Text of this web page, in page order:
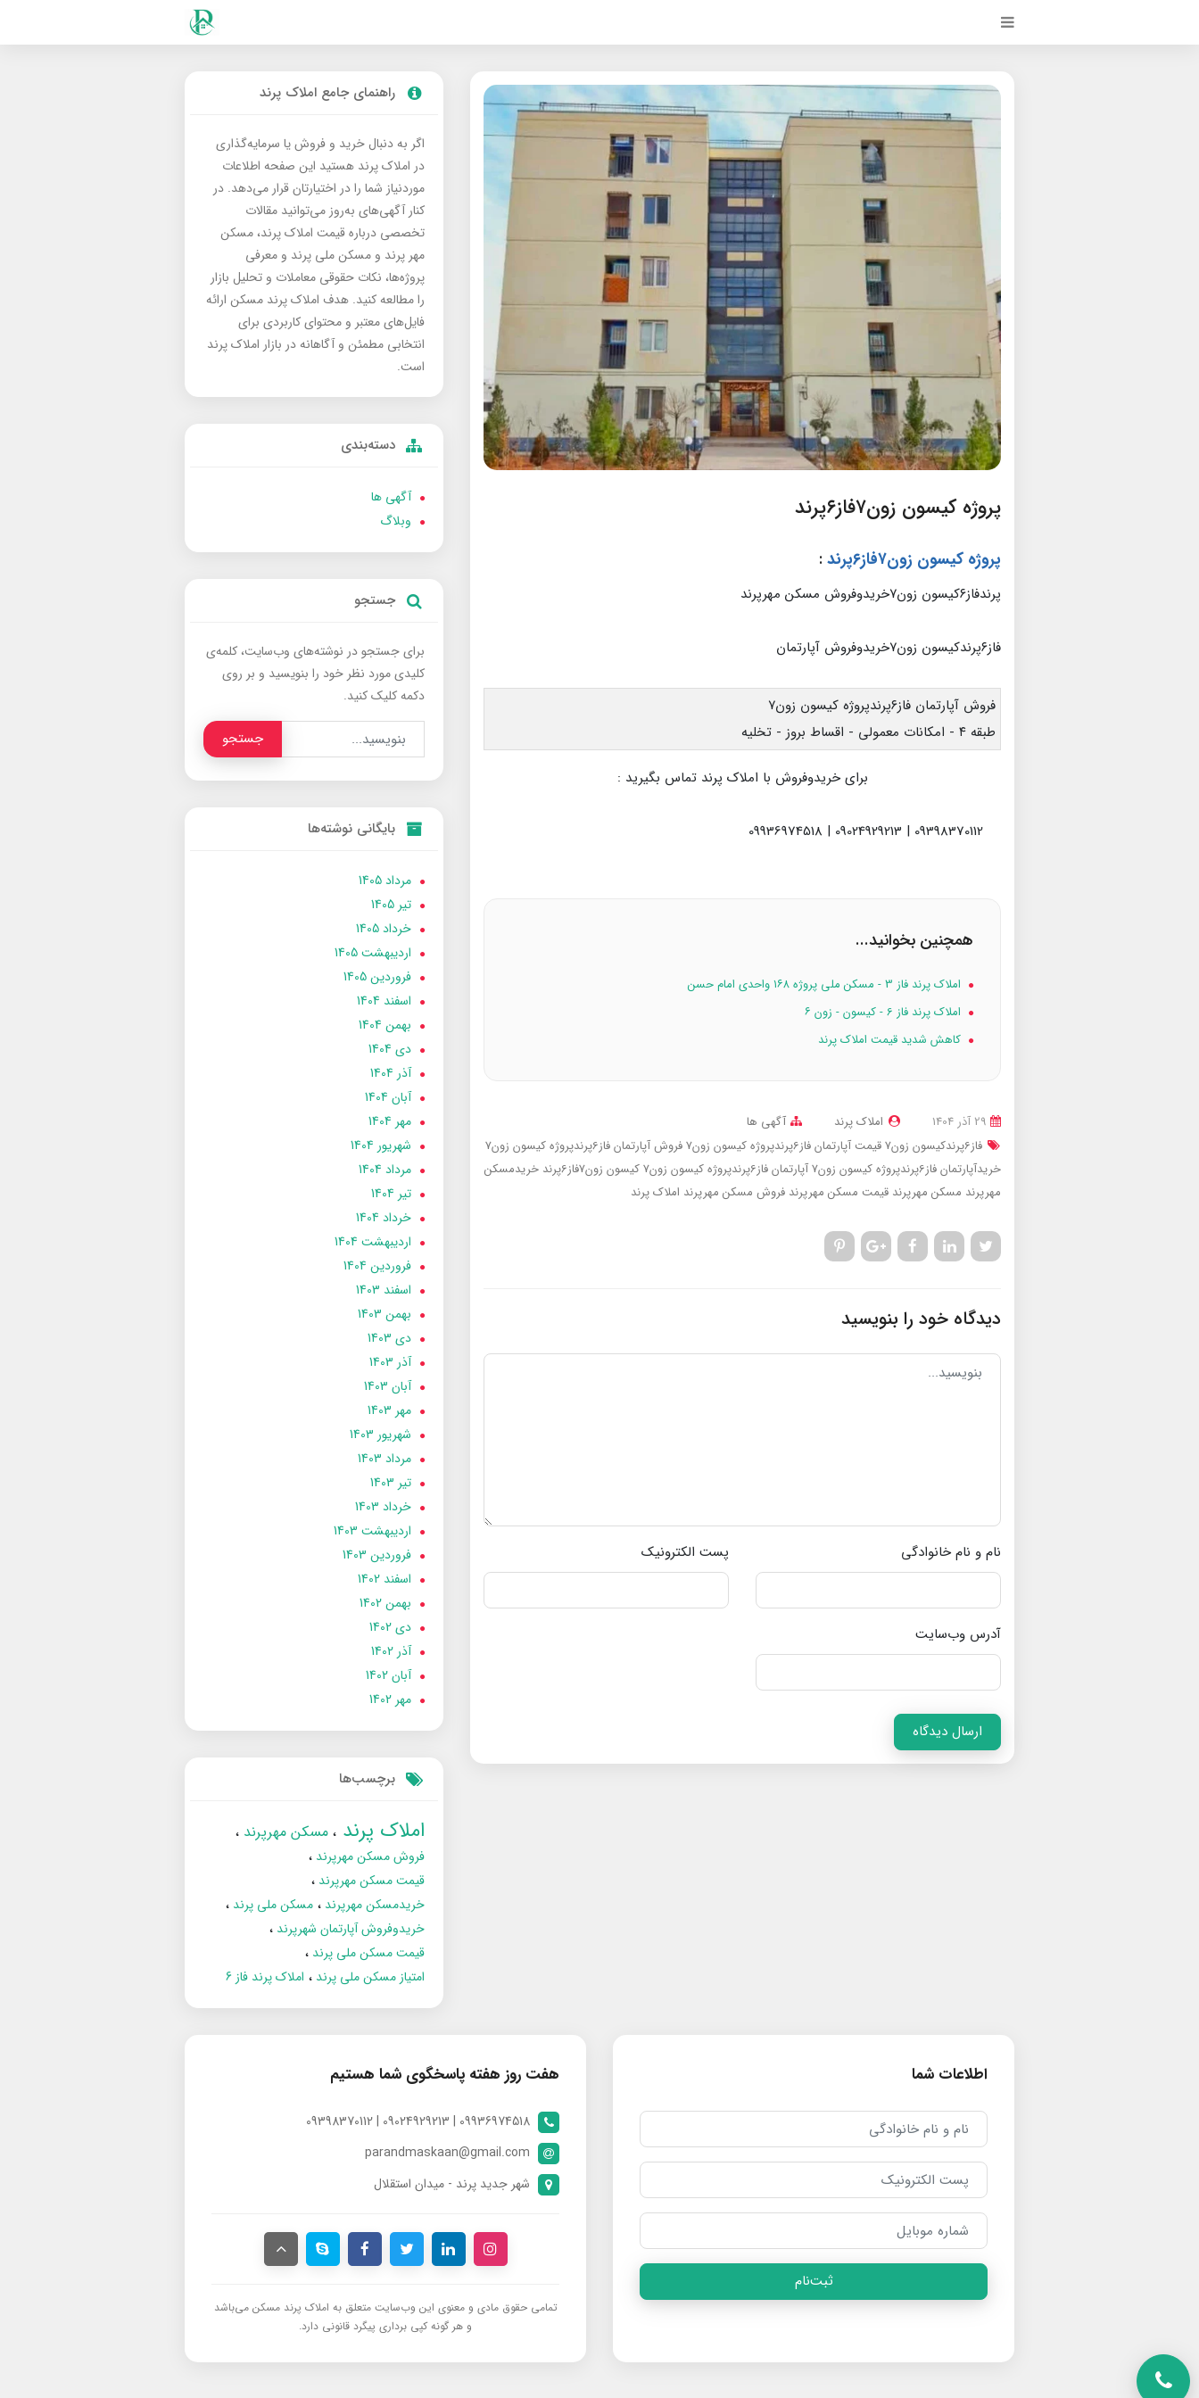
پروژه کیسون زون۷فاز۶پرند
پروژه کیسون زون۷فاز۶پرند :
پرندفاز۶کیسون زون۷خریدوفروش مسکن مهرپرند
فاز۶پرندکیسون زون۷خریدوفروش آپارتمان
فروش آپارتمان فاز۶پرندپروژه کیسون زون۷
طبقه ۴ - امکانات معمولی - اقساط بروز - تخلیه
برای خریدوفروش با املاک پرند تماس بگیرید :
همچنین بخوانید...
املاک پرند فاز 3 - مسکن ملی پروژه ۱۶۸ واحدی امام حسن
املاک پرند فاز 6 - کیسون - زون ۶
کاهش شدید قیمت املاک پرند
املاک پرند
آگهی ها
فاز6پرندکیسون زون7
قیمت آپارتمان فاز6پرندپروژه کیسون زون7
فروش آپارتمان فاز6پرندپروژه کیسون زون7
خریدآپارتمان فاز6پرندپروژه کیسون زون7
آپارتمان فاز6پرندپروژه کیسون زون7 کیسون زون7فاز6پرند
خریدمسکن
مهرپرند مسکن مهرپرند قیمت مسکن مهرپرند فروش مسکن مهرپرند املاک پرند
دیدگاه خود را بنویسید
نام و نام خانوادگی پست الکترونیک
آدرس وب‌سایت
ارسال دیدگاه
راهنمای جامع املاک پرند
اگر به دنبال خرید و فروش یا سرمایه‌گذاری
در املاک پرند هستید این صفحه اطلاعات
موردنیاز شما را در اختیارتان قرار می‌دهد. در
کنار آگهی‌های به‌روز می‌توانید مقالات
تخصصی درباره قیمت املاک پرند، مسکن
مهر پرند و مسکن ملی پرند و معرفی
پروژه‌ها، نکات حقوقی معاملات و تحلیل بازار
را مطالعه کنید. هدف املاک پرند مسکن ارائه
فایل‌های معتبر و محتوای کاربردی برای
انتخابی مطمئن و آگاهانه در بازار املاک پرند
است.
دسته‌بندی
آگهی ها
وبلاگ
جستجو
برای جستجو در نوشته‌های وب‌سایت، کلمه‌ی
کلیدی مورد نظر خود را بنویسید و بر روی
دکمه کلیک کنید.
جستجو
بایگانی نوشته‌ها
مرداد 1405
تير 1405
خرداد 1405
ارديبهشت 1405
فروردین 1405
اسفند 1404
بهمن 1404
دی 1404
آذر 1404
آبان 1404
مهر 1404
شهریور 1404
مرداد 1404
تير 1404
خرداد 1404
ارديبهشت 1404
فروردین 1404
اسفند 1403
بهمن 1403
دی 1403
آذر 1403
آبان 1403
مهر 1403
شهریور 1403
مرداد 1403
تير 1403
خرداد 1403
ارديبهشت 1403
فروردین 1403
اسفند 1402
بهمن 1402
دی 1402
آذر 1402
آبان 1402
مهر 1402
برچسب‌ها
املاک پرند مسکن مهرپرند
فروش مسکن مهرپرند
قیمت مسکن مهرپرند
خریدمسکن مهرپرند
مسکن ملی پرند
خریدوفروش آپارتمان شهرپرند
قیمت مسکن ملی پرند
امتیاز مسکن ملی پرند
املاک پرند فاز 6
اطلاعات شما
ثبت‌نام
هفت روز هفته پاسخگوی شما هستیم
09936974518 | 09024929213 | 09398370112
parandmaskaan@gmail.com
شهر جدید پرند - میدان استقلال
تمامی حقوق مادی و معنوی این وب‌سایت متعلق به املاک پرند مسکن می‌باشد
و هر گونه کپی برداری پیگرد قانونی دارد.